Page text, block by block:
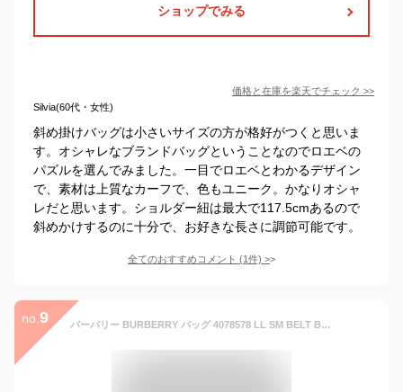
ショップでみる
価格と在庫を楽天でチェック >>
Silvia(60代・女性)
斜め掛けバッグは小さいサイズの方が格好がつくと思いま
す。オシャレなブランドバッグということなのでロエベの
パズルを選んでみました。一目でロエベとわかるデザイン
で、素材は上質なカーフで、色もユニーク。かなりオシャ
レだと思います。ショルダー紐は最大で117.5cmあるので
斜めかけするのに十分で、お好きな長さに調節可能です。
全てのおすすめコメント (1件) >
no. 9 バーバリー BURBERRY バッグ 4078578 LL SM BELT BAG スモール レザー ベルトバッグ 2way ハンドバッグ トートバッグ ショルダーバッグ 斜めがけバッグ BLACK ブラック＋ブラウン系